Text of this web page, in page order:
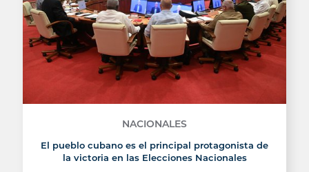
NACIONALES
El pueblo cubano es el principal protagonista de
la victoria en las Elecciones Nacionales